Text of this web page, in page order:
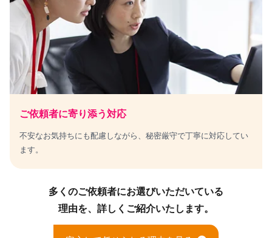
ご依頼者に寄り添う対応
不安なお気持ちにも配慮しながら、秘密厳守で丁寧に対応してい
ます。
多くのご依頼者にお選びいただいている
理由を、詳しくご紹介いたします。